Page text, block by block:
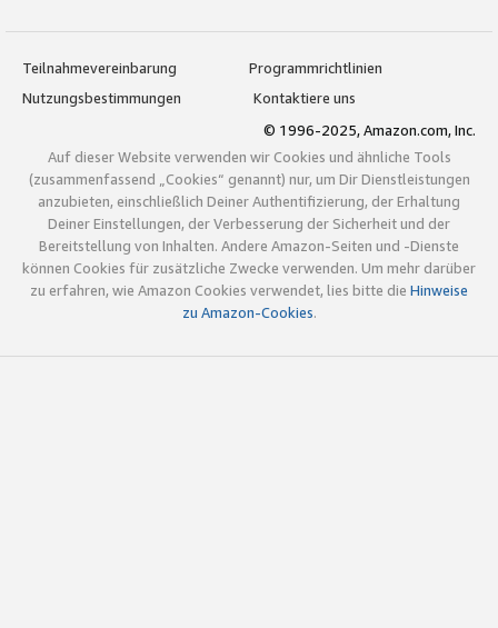
Teilnahmevereinbarung
Programmrichtlinien
Nutzungsbestimmungen
Kontaktiere uns
© 1996-2025, Amazon.com, Inc.
Auf dieser Website verwenden wir Cookies und ähnliche Tools
(zusammenfassend „Cookies“ genannt) nur, um Dir Dienstleistungen
anzubieten, einschließlich Deiner Authentifizierung, der Erhaltung
Deiner Einstellungen, der Verbesserung der Sicherheit und der
Bereitstellung von Inhalten. Andere Amazon-Seiten und -Dienste
können Cookies für zusätzliche Zwecke verwenden. Um mehr darüber
zu erfahren, wie Amazon Cookies verwendet, lies bitte die Hinweise
zu Amazon-Cookies.